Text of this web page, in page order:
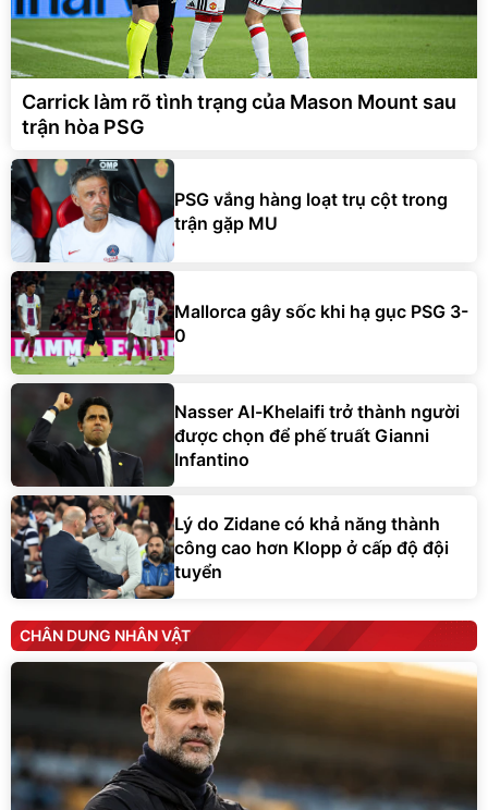
Carrick làm rõ tình trạng của Mason Mount sau
trận hòa PSG
PSG vắng hàng loạt trụ cột trong
trận gặp MU
Mallorca gây sốc khi hạ gục PSG 3-
0
Nasser Al-Khelaifi trở thành người
được chọn để phế truất Gianni
Infantino
Lý do Zidane có khả năng thành
công cao hơn Klopp ở cấp độ đội
tuyển
CHÂN DUNG NHÂN VẬT